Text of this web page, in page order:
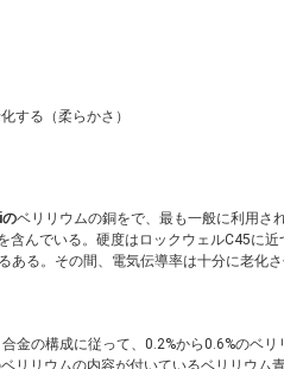
する（柔らかさ）
ベリリウムの銅をで、最も一般に利用さ
含んでいる。硬度はロックウェルC45に
ある。その間、電気伝導率は十分に老化
金の構成に従って、0.2%から0.6%のベ
リリウムの内容が付いているベリリウム